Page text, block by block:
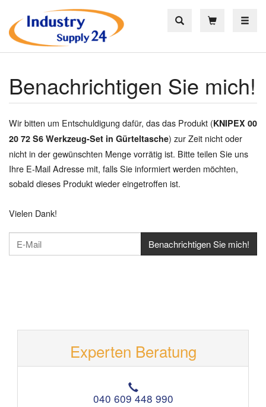
Benachrichtigen Sie mich!
Wir bitten um Entschuldigung dafür, das das Produkt (KNIPEX 00
20 72 S6 Werkzeug-Set in Gürteltasche) zur Zeit nicht oder
nicht in der gewünschten Menge vorrätig ist. Bitte teilen Sie uns
Ihre E-Mail Adresse mit, falls Sie informiert werden möchten,
sobald dieses Produkt wieder eingetroffen ist.
Vielen Dank!
Experten Beratung
T
e
040 609 448 990